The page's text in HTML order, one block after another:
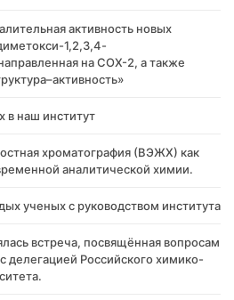
активность новых
1,2,3,4-
на COX-2, а также
в наш институт
хроматография (ВЭЖХ) как
аналитической химии.
ученых с руководством института
встреча, посвящённая вопросам
делегацией Российского химико-